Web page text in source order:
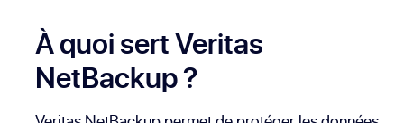
À quoi sert Veritas
NetBackup ?